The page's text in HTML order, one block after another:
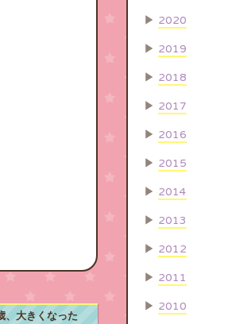
、大きくなった
▶ 2020
▶ 2019
▶ 2018
▶ 2017
▶ 2016
▶ 2015
▶ 2014
▶ 2013
▶ 2012
▶ 2011
▶ 2010